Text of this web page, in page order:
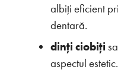
albiți eficient
dentară.
dinți ciobiți
aspectul estetic.